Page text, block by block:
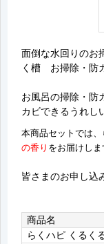
面倒な水回りのお
く槽 お掃除・防
お風呂の掃除・防
カビできるうれし
本商品セットでは
の香り をお届けしま
皆さまのお申し込
商品名
らくハピ くるく